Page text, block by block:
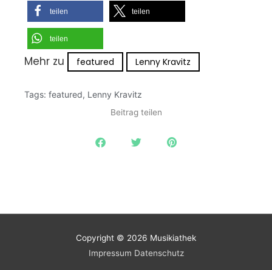
teilen teilen
teilen
Mehr zu featured Lenny Kravitz
Tags: featured, Lenny Kravitz
Beitrag teilen
Copyright © 2026 Musikiathek
Impressum Datenschutz